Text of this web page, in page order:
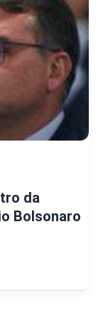
da
Bolsonaro